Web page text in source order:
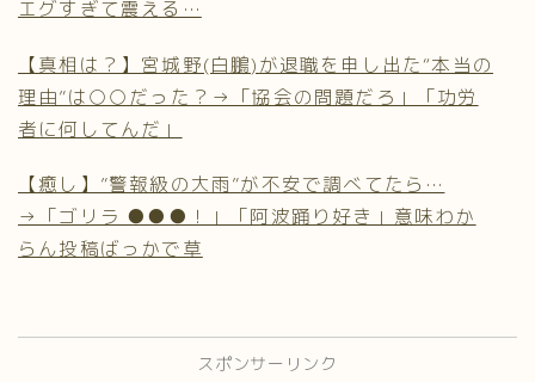
エグすぎて震える…
【真相は？】宮城野(白鵬)が退職を申し出た“本当の
理由”は○○だった？→「協会の問題だろ」「功労
者に何してんだ」
【癒し】”警報級の大雨”が不安で調べてたら…
→「ゴリラ ●●●！」「阿波踊り好き」意味わか
らん投稿ばっかで草
スポンサーリンク